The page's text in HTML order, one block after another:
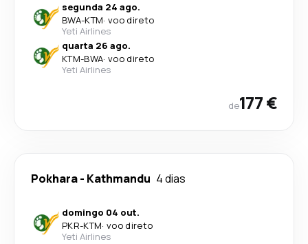
segunda 24 ago.
BWA-KTM· voo direto
Yeti Airlines
quarta 26 ago.
KTM-BWA· voo direto
Yeti Airlines
de177 €
Pokhara- Kathmandu 4 dias
domingo 04 out.
PKR-KTM· voo direto
Yeti Airlines